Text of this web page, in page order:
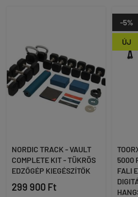
NORDIC TRACK - VAULT
COMPLETE KIT - TÜKRÖS
EDZŐGÉP KIEGÉSZÍTŐK
299 900 Ft
ÚJ
-5%
5000
FALI